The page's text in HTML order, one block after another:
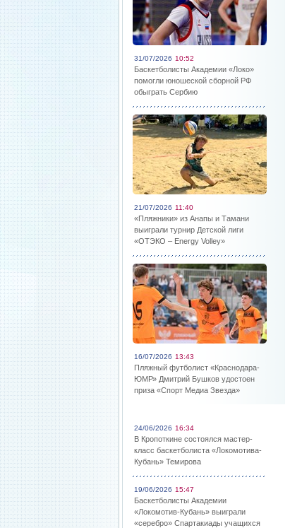
31/07/2026 10:52
Баскетболисты Академии «Локо»
помогли юношеской сборной РФ
обыграть Сербию
21/07/2026 11:40
«Пляжники» из Анапы и Тамани
выиграли турнир Детской лиги
«ОТЭКО – Energy Volley»
16/07/2026 13:43
Пляжный футболист «Краснодара-
ЮМР» Дмитрий Бушков удостоен
приза «Спорт Медиа Звезда»
24/06/2026 16:34
В Кропоткине состоялся мастер-
класс баскетболиста «Локомотива-
Кубань» Темирова
19/06/2026 15:47
Баскетболисты Академии
«Локомотив-Кубань» выиграли
«серебро» Спартакиады учащихся